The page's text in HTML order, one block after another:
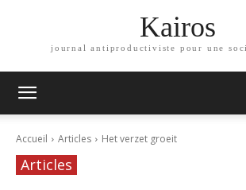
Kairos
journal antiproductiviste pour une
Accueil Articles Het verzet groeit
Articles